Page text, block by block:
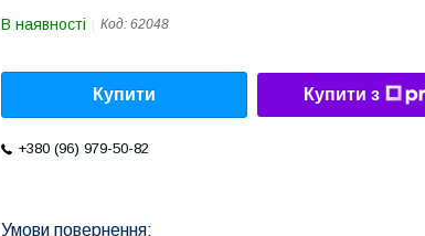
В наявності Код: 62048
Купити Купити з
+380 (96) 979-50-82